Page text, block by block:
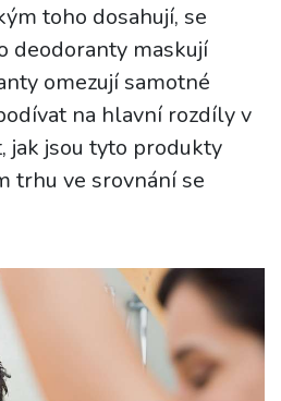
toho dosahují, se
deodoranty maskují
omezují samotné
na hlavní rozdíly v
jak jsou tyto produkty
trhu ve srovnání se